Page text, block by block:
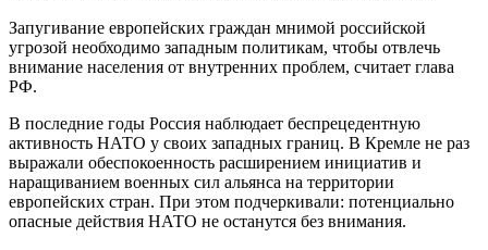
Запугивание европейских граждан мнимой российской
угрозой необходимо западным политикам, чтобы отвлечь
внимание населения от внутренних проблем, считает глава
РФ.
В последние годы Россия наблюдает беспрецедентную
активность НАТО у своих западных границ. В Кремле не раз
выражали обеспокоенность расширением инициатив и
наращиванием военных сил альянса на территории
европейских стран. При этом подчеркивали: потенциально
опасные действия НАТО не останутся без внимания.